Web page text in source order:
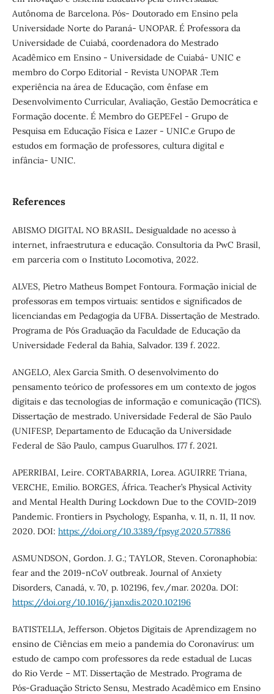
Autônoma de Barcelona. Pós- Doutorado em Ensino pela
Universidade Norte do Paraná- UNOPAR. É Professora da
Universidade de Cuiabá, coordenadora do Mestrado
Acadêmico em Ensino - Universidade de Cuiabá- UNIC e
membro do Corpo Editorial - Revista UNOPAR .Tem
experiência na área de Educação, com ênfase em
Desenvolvimento Curricular, Avaliação, Gestão Democrática e
Formação docente. É Membro do GEPEFel - Grupo de
Pesquisa em Educação Física e Lazer - UNIC.e Grupo de
estudos em formação de professores, cultura digital e
infância- UNIC.
References
ABISMO DIGITAL NO BRASIL. Desigualdade no acesso à
internet, infraestrutura e educação. Consultoria da PwC Brasil,
em parceria com o Instituto Locomotiva, 2022.
ALVES, Pietro Matheus Bompet Fontoura. Formação inicial de
professoras em tempos virtuais: sentidos e significados de
licenciandas em Pedagogia da UFBA. Dissertação de Mestrado.
Programa de Pós Graduação da Faculdade de Educação da
Universidade Federal da Bahia, Salvador. 139 f. 2022.
ANGELO, Alex Garcia Smith. O desenvolvimento do
pensamento teórico de professores em um contexto de jogos
digitais e das tecnologias de informação e comunicação (TICS).
Dissertação de mestrado. Universidade Federal de São Paulo
(UNIFESP, Departamento de Educação da Universidade
Federal de São Paulo, campus Guarulhos. 177 f. 2021.
APERRIBAI, Leire. CORTABARRIA, Lorea. AGUIRRE Triana,
VERCHE, Emilio. BORGES, África. Teacher’s Physical Activity
and Mental Health During Lockdown Due to the COVID-2019
Pandemic. Frontiers in Psychology, Espanha, v. 11, n. 11, 11 nov.
2020. DOI: https://doi.org/10.3389/fpsyg.2020.577886
ASMUNDSON, Gordon. J. G.; TAYLOR, Steven. Coronaphobia:
fear and the 2019-nCoV outbreak. Journal of Anxiety
Disorders, Canadá, v. 70, p. 102196, fev./mar. 2020a. DOI:
https://doi.org/10.1016/j.janxdis.2020.102196
BATISTELLA, Jefferson. Objetos Digitais de Aprendizagem no
ensino de Ciências em meio a pandemia do Coronavírus: um
estudo de campo com professores da rede estadual de Lucas
do Rio Verde – MT. Dissertação de Mestrado. Programa de
Pós-Graduação Stricto Sensu, Mestrado Acadêmico em Ensino